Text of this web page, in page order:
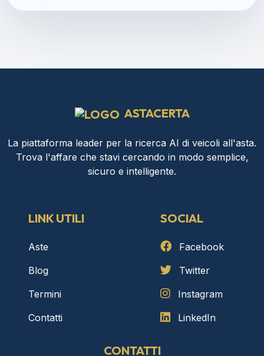
ASTACERTA
La piattaforma leader per la ricerca AI di veicoli all'asta.
Trova l'affare che stavi cercando in modo semplice,
sicuro e intelligente.
LINK UTILI
Aste
Blog
Termini
Contatti
SOCIAL
Facebook
Twitter
Instagram
LinkedIn
CONTATTI